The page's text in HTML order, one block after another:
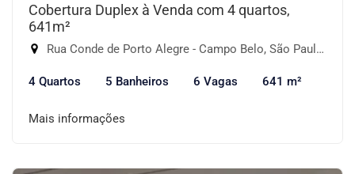
Cobertura Duplex à Venda com 4 quartos,
641m²
Rua Conde de Porto Alegre - Campo Belo, São Paulo-SP
4 Quartos 5 Banheiros 6 Vagas 641 m²
Mais informações